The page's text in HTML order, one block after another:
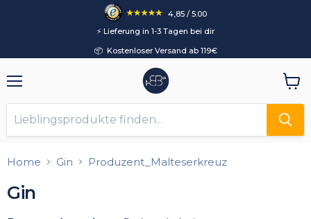
4,85 / 5.00
⚡️ Lieferung in 1-3 Tagen bei dir
📦 Kostenloser Versand ab 119€
Home Gin Produzent_Malteserkreuz
Gin